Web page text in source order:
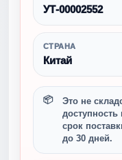
УТ-00002552
СТРАНА
Китай
Это не
доступность
срок
до 30 дней.